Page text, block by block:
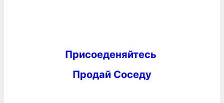
Присоеденяйтесь
Продай Соседу